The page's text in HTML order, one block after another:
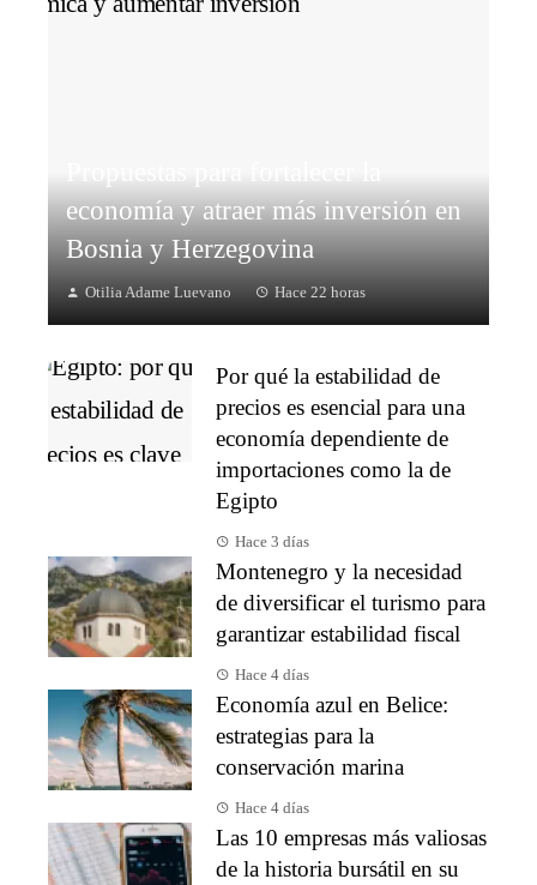
economía y atraer más inversión en
Bosnia y Herzegovina
Otilia Adame Luevano Hace 22 horas
Por qué la estabilidad de
precios es esencial para una
economía dependiente de
importaciones como la de
Egipto
Hace 3 días
Montenegro y la necesidad
de diversificar el turismo para
garantizar estabilidad fiscal
Hace 4 días
Economía azul en Belice:
estrategias para la
conservación marina
Hace 4 días
Las 10 empresas más valiosas
de la historia bursátil en su